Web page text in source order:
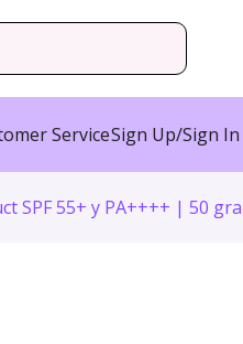
ServiceSign Up/Sign In
SPF 55+ y PA++++ | 50